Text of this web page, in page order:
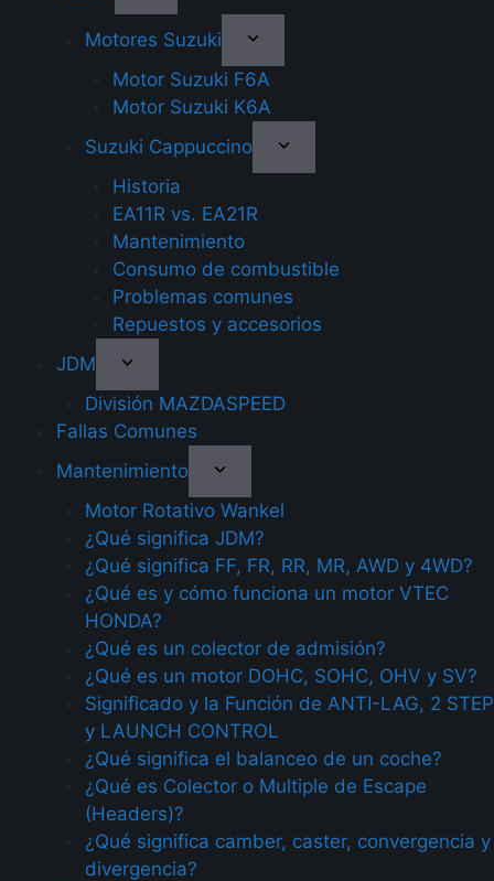
Motores Suzuki
Motor Suzuki F6A
Motor Suzuki K6A
Suzuki Cappuccino
Historia
EA11R vs. EA21R
Mantenimiento
Consumo de combustible
Problemas comunes
Repuestos y accesorios
JDM
División MAZDASPEED
Fallas Comunes
Mantenimiento
Motor Rotativo Wankel
¿Qué significa JDM?
¿Qué significa FF, FR, RR, MR, AWD y 4WD?
¿Qué es y cómo funciona un motor VTEC
HONDA?
¿Qué es un colector de admisión?
¿Qué es un motor DOHC, SOHC, OHV y SV?
Significado y la Función de ANTI-LAG, 2 STEP
y LAUNCH CONTROL
¿Qué significa el balanceo de un coche?
¿Qué es Colector o Multiple de Escape
(Headers)?
¿Qué significa camber, caster, convergencia y
divergencia?